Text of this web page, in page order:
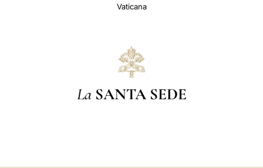
Vaticana
La SANTA SEDE